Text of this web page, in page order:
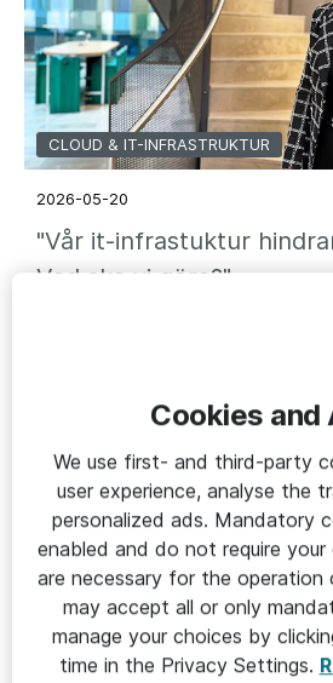
CLOUD & IT-INFRASTRUKTUR
2026-05-20
"Vår it-infrastuktur
Vad ska vi göra?"
CLOUD & IT-INFRASTRUKTUR
Cookies and
We use first- and third-party
user experience, analyse the
personalized ads. Mandatory
enabled and do not require
are necessary for the operation
may accept all or only
manage your choices by
time in the Privacy Settings.